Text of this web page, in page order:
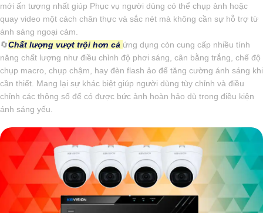
mới ấn tượng nhất giúp Phục vụ người dùng có thể chụp ảnh hoặc
quay video một cách chân thực và sắc nét mà không cần sự hỗ trợ từ
ánh sáng ngoại cảm.
🔄Chất lượng vượt trội hơn cả ứng dụng còn cung cấp nhiều tính
năng chất lượng như điều chỉnh độ phơi sáng, cân bằng trắng, chế độ
chụp macro, chụp chậm, hay đèn flash ảo để tăng cường ánh sáng khi
cần thiết. Mang lại sự khác biệt giúp người dùng tùy chỉnh và điều
chỉnh các thông số để có được bức ảnh hoàn hảo dù trong điều kiện
ánh sáng yếu.